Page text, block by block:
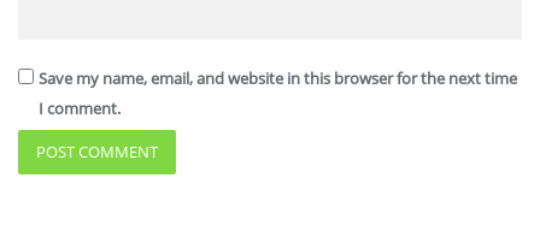
Save my name, email, and website in this browser for the next time
I comment.